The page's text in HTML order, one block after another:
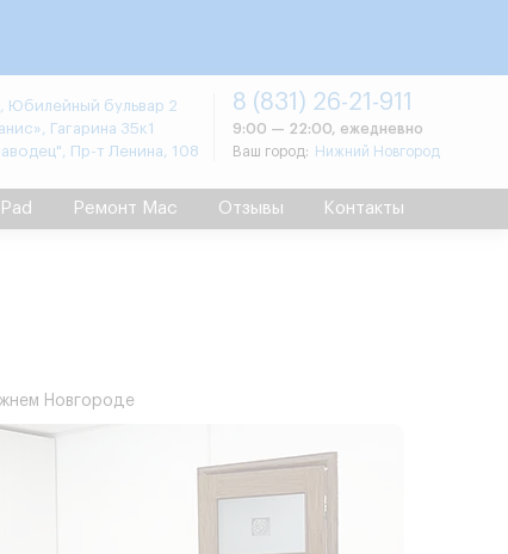
Юбилейный бульвар 2
Гагарина 35к1
Пр-т Ленина, 108
8 (831) 26-21-911
9:00 — 22:00, ежедневно
Ваш город:
Нижний Новгород
Ремонт Mac Отзывы Контакты
Новгороде